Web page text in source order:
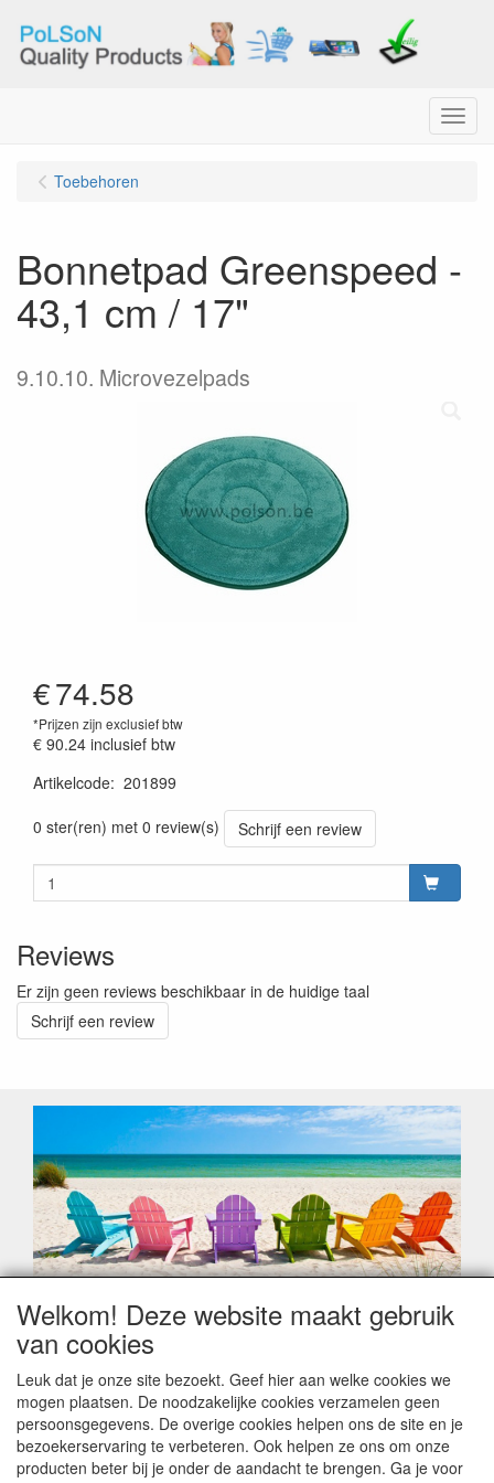
Menu
Toebehoren
Bonnetpad Greenspeed -
43,1 cm / 17"
9.10.10. Microvezelpads
€74.58
*Prijzen zijn exclusief btw
€ 90.24 inclusief btw
Artikelcode: 201899
0 ster(ren) met 0 review(s)
Schrijf een review
Reviews
Er zijn geen reviews beschikbaar in de huidige taal
Schrijf een review
Geachte klant,
Zoals elk jaar zorgt de verlofperiode, naast een hoop
leveringsproblemen.
Sommige fabrikanten sluiten of werken met een
vakantiebezetting.
Bestellingen die vanaf +/- 15 juli geplaatst worden kunnen
hierdoor vertraging oplopen. Wanneer die voorradig is en alle
Welkom! Deze website maakt gebruik
van cookies
Leuk dat je onze site bezoekt. Geef hier aan welke cookies we
mogen plaatsen. De noodzakelijke cookies verzamelen geen
persoonsgegevens. De overige cookies helpen ons de site en je
bezoekerservaring te verbeteren. Ook helpen ze ons om onze
producten beter bij je onder de aandacht te brengen. Ga je voor